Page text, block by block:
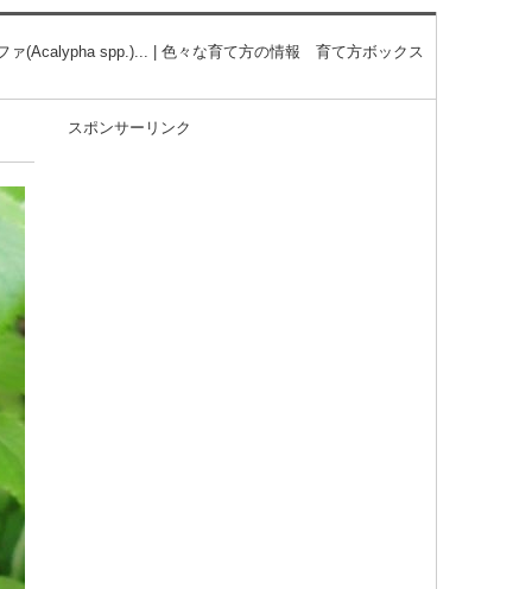
ァ(Acalypha spp.)... | 色々な育て方の情報 育て方ボックス
スポンサーリンク